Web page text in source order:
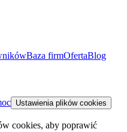
Baza firmOfertaBlog
Ustawienia plików cookies
cookies, aby poprawić